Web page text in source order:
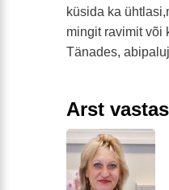
küsida ka
mingit ravimit või
Tänades,
Arst